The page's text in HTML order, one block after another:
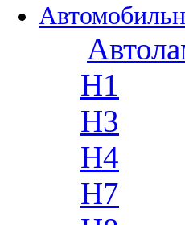
H1
H3
H4
H7